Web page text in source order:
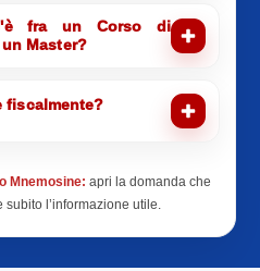
fra un Corso di
Master?
fiscalmente?
Mnemosine: apri la domanda che
subito l’informazione utile.